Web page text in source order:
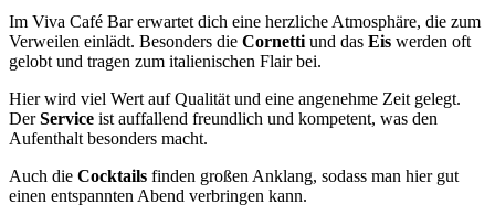
Im Viva Café Bar erwartet dich eine herzliche Atmosphäre, die zum
Verweilen einlädt. Besonders die Cornetti und das Eis werden oft
gelobt und tragen zum italienischen Flair bei.
Hier wird viel Wert auf Qualität und eine angenehme Zeit gelegt.
DerService ist auffallend freundlich und kompetent, was den
Aufenthalt besonders macht.
Auch die Cocktails finden großen Anklang, sodass man hier gut
einen entspannten Abend verbringen kann.